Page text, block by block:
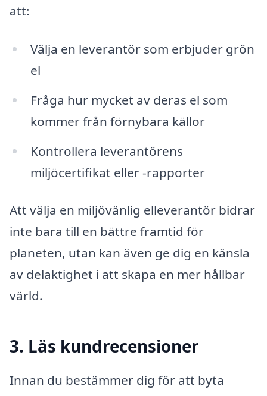
att:
Välja en leverantör som erbjuder grön
el
Fråga hur mycket av deras el som
kommer från förnybara källor
Kontrollera leverantörens
miljöcertifikat eller -rapporter
Att välja en miljövänlig elleverantör bidrar
inte bara till en bättre framtid för
planeten, utan kan även ge dig en känsla
av delaktighet i att skapa en mer hållbar
värld.
3. Läs kundrecensioner
Innan du bestämmer dig för att byta